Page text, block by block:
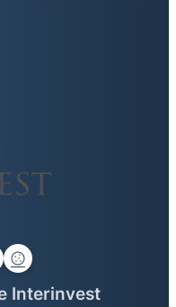
Interinvest